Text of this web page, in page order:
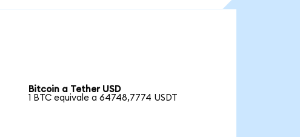
Bitcoin a Tether USD
1 BTC equivale a 64748,7774 USDT